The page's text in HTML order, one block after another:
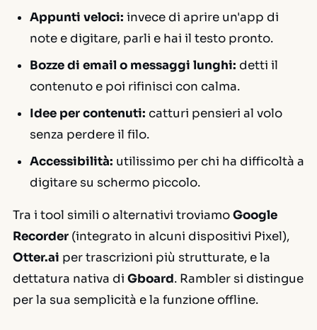
Appunti veloci: invece di aprire un'app di
note e digitare, parli e hai il testo pronto.
Bozze di email o messaggi lunghi: detti il
contenuto e poi rifinisci con calma.
Idee per contenuti: catturi pensieri al volo
senza perdere il filo.
Accessibilità: utilissimo per chi ha difficoltà a
digitare su schermo piccolo.
Tra i tool simili o alternativi troviamoGoogle
Recorder (integrato in alcuni dispositivi Pixel),
Otter.ai per trascrizioni più strutturate, e la
dettatura nativa di Gboard. Rambler si distingue
per la sua semplicità e la funzione offline.